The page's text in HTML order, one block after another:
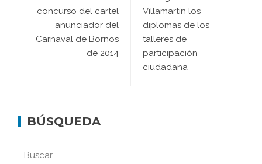
concurso del cartel
anunciador del
Carnaval de Bornos
de 2014
Villamartín los
diplomas de los
talleres de
participación
ciudadana
BÚSQUEDA